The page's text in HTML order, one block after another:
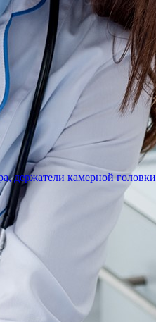
держатели камерной головки